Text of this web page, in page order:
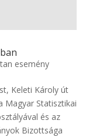
esemény
Keleti Károly út
Magyar Statisztikai
és az
Bizottsága